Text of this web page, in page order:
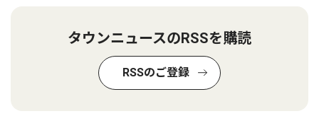
タウンニュースのRSSを購読
RSSのご登録